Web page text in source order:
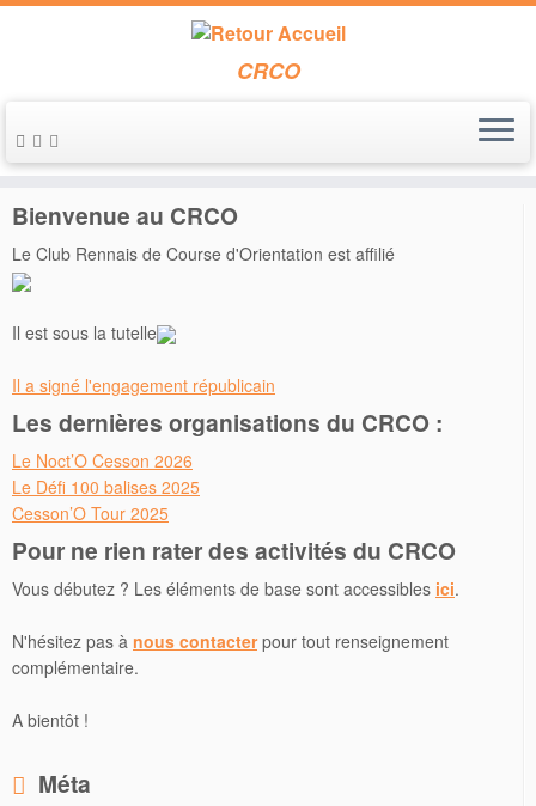
Passer
au
CRCO
Accueil » 2014 » mars
Bienvenue au CRCO
Le Club Rennais de Course d'Orientation est affilié
Il est sous la tutelle
Il a signé l'engagement républicain
Les dernières organisations du CRCO :
Le Noct’O Cesson 2026
Le Défi 100 balises 2025
Cesson’O Tour 2025
Pour ne rien rater des activités du CRCO
Vous débutez ? Les éléments de base sont accessibles ici.
N'hésitez pas à nous contacterpour tout renseignement
complémentaire.
A bientôt !
Méta